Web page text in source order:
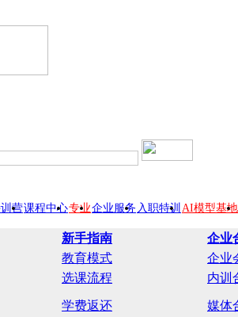
营课程中心专业企业服务 入职特训 AI模型基地
新手指南
企业
教育模式
企业
选课流程 内训
学费返还 媒体